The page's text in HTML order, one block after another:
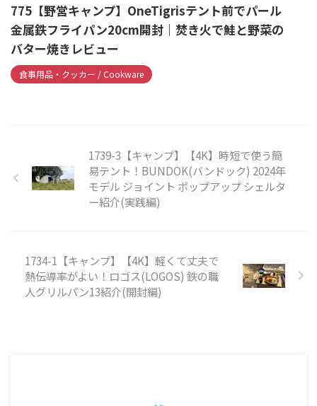
775【野営キャンプ】OneTigrisテント前でパール
金属鉄フライパン20cm開封｜焚き火で鮭と野菜の
バター焼きレビュー
食事用品・クッカー / Cookware
1739-3【キャンプ】【4K】時短で使う簡
易テント！BUNDOK(バンドック) 2024年
モデル ジョイント ポップアップ シェルタ
ー紹介(実践編)
1734-1【キャンプ】【4K】軽くて丈夫で
熱伝導率がよい！ロゴス(LOGOS) 鉄の職
人グリルパン13紹介(開封編)